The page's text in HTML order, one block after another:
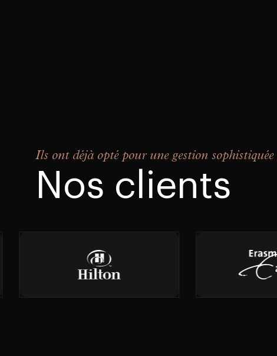
Ils ont déjà opté pour une gestion
Nos clients